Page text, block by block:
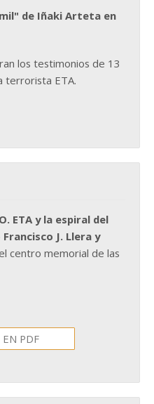
de Iñaki Arteta en
los testimonios de 13
terrorista ETA.
ETA y la espiral del
J. Llera y
centro memorial de las
PDF